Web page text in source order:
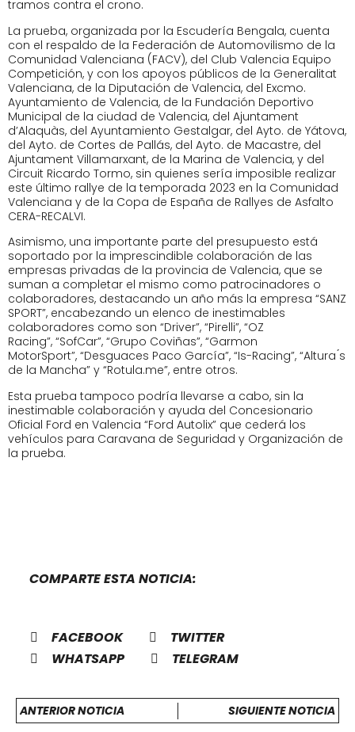
tramos contra el crono.
La prueba, organizada por la Escudería Bengala, cuenta
con el respaldo de la Federación de Automovilismo de la
Comunidad Valenciana (FACV), del Club Valencia Equipo
Competición, y con los apoyos públicos de la Generalitat
Valenciana, de la Diputación de Valencia, del Excmo.
Ayuntamiento de Valencia, de la Fundación Deportivo
Municipal de la ciudad de Valencia, del Ajuntament
d’Alaquàs, del Ayuntamiento Gestalgar, del Ayto. de Yátova,
del Ayto. de Cortes de Pallás, del Ayto. de Macastre, del
Ajuntament Villamarxant, de la Marina de Valencia, y del
Circuit Ricardo Tormo, sin quienes sería imposible realizar
este último rallye de la temporada 2023 en la Comunidad
Valenciana y de la Copa de España de Rallyes de Asfalto
CERA-RECALVI.
Asimismo, una importante parte del presupuesto está
soportado por la imprescindible colaboración de las
empresas privadas de la provincia de Valencia, que se
suman a completar el mismo como patrocinadores o
colaboradores, destacando un año más la empresa “SANZ
SPORT”, encabezando un elenco de inestimables
colaboradores como son “Driver”, “Pirelli”, “OZ
Racing”, “SofCar”, “Grupo Coviñas”, “Garmon
MotorSport”, “Desguaces Paco García”, “Is-Racing”, “Altura ́s
de la Mancha” y “Rotula.me”, entre otros.
Esta prueba tampoco podría llevarse a cabo, sin la
inestimable colaboración y ayuda del Concesionario
Oficial Ford en Valencia “Ford Autolix” que cederá los
vehículos para Caravana de Seguridad y Organización de
la prueba.
COMPARTE ESTA NOTICIA:
FACEBOOK
TWITTER
WHATSAPP
TELEGRAM
ANTERIOR NOTICIA SIGUIENTE NOTICIA